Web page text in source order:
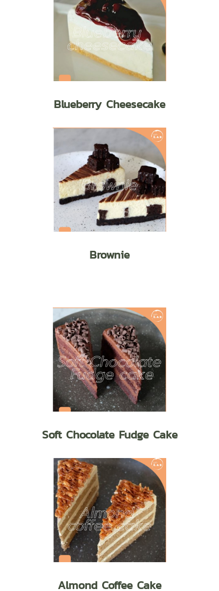
Blueberry Cheesecake
Brownie
Soft Chocolate Fudge Cake
Almond Coffee Cake